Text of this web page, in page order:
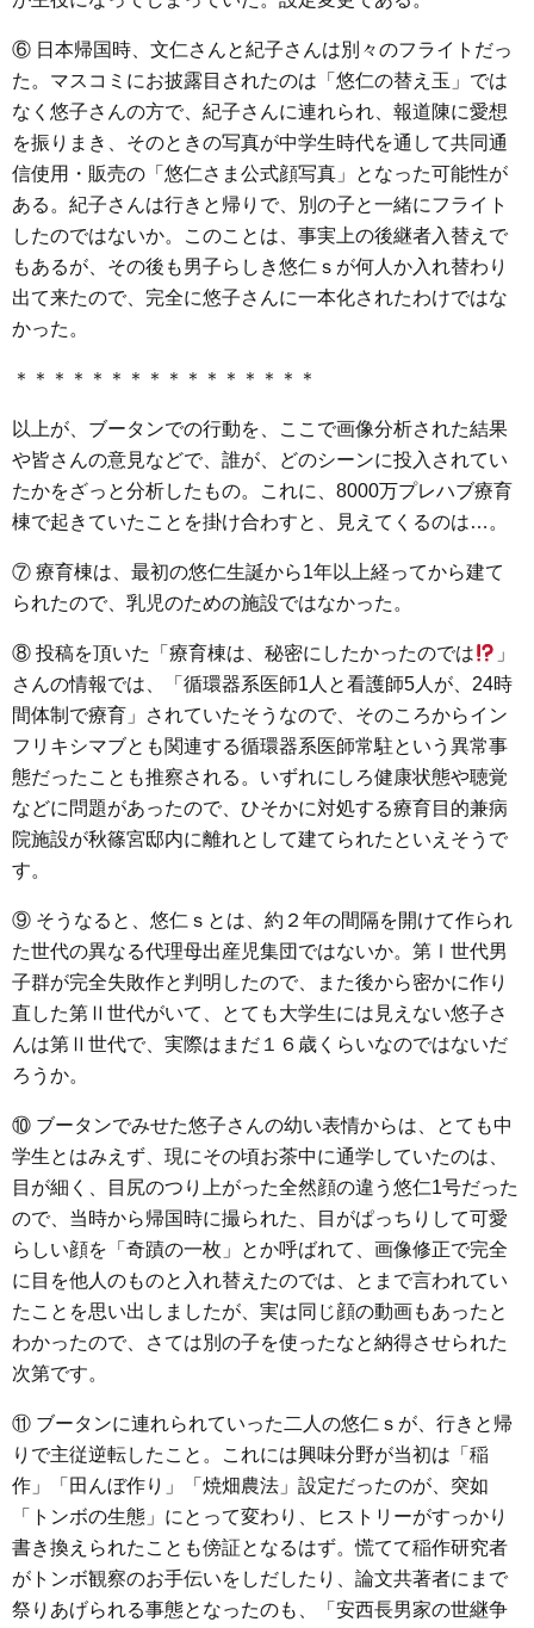
⑥ 日本帰国時、文仁さんと紀子さんは別々のフライトだっ
た。マスコミにお披露目されたのは「悠仁の替え玉」では
なく悠子さんの方で、紀子さんに連れられ、報道陳に愛想
を振りまき、そのときの写真が中学生時代を通して共同通
信使用・販売の「悠仁さま公式顔写真」となった可能性が
ある。紀子さんは行きと帰りで、別の子と一緒にフライト
したのではないか。このことは、事実上の後継者入替えで
もあるが、その後も男子らしき悠仁ｓが何人か入れ替わり
出て来たので、完全に悠子さんに一本化されたわけではな
かった。
＊＊＊＊＊＊＊＊＊＊＊＊＊＊＊＊
以上が、ブータンでの行動を、ここで画像分析された結果
や皆さんの意見などで、誰が、どのシーンに投入されてい
たかをざっと分析したもの。これに、8000万プレハブ療育
棟で起きていたことを掛け合わすと、見えてくるのは…。
⑦ 療育棟は、最初の悠仁生誕から1年以上経ってから建て
られたので、乳児のための施設ではなかった。
⑧ 投稿を頂いた「療育棟は、秘密にしたかったのでは
」
さんの情報では、「循環器系医師1人と看護師5人が、24時
間体制で療育」されていたそうなので、そのころからイン
フリキシマブとも関連する循環器系医師常駐という異常事
態だったことも推察される。いずれにしろ健康状態や聴覚
などに問題があったので、ひそかに対処する療育目的兼病
院施設が秋篠宮邸内に離れとして建てられたといえそうで
す。
⑨ そうなると、悠仁ｓとは、約２年の間隔を開けて作られ
た世代の異なる代理母出産児集団ではないか。第Ⅰ世代男
子群が完全失敗作と判明したので、また後から密かに作り
直した第Ⅱ世代がいて、とても大学生には見えない悠子さ
んは第Ⅱ世代で、実際はまだ１６歳くらいなのではないだ
ろうか。
⑩ ブータンでみせた悠子さんの幼い表情からは、とても中
学生とはみえず、現にその頃お茶中に通学していたのは、
目が細く、目尻のつり上がった全然顔の違う悠仁1号だった
ので、当時から帰国時に撮られた、目がぱっちりして可愛
らしい顔を「奇蹟の一枚」とか呼ばれて、画像修正で完全
に目を他人のものと入れ替えたのでは、とまで言われてい
たことを思い出しましたが、実は同じ顔の動画もあったと
わかったので、さては別の子を使ったなと納得させられた
次第です。
⑪ ブータンに連れられていった二人の悠仁ｓが、行きと帰
りで主従逆転したこと。これには興味分野が当初は「稲
作」「田んぼ作り」「焼畑農法」設定だったのが、突如
「トンボの生態」にとって変わり、ヒストリーがすっかり
書き換えられたことも傍証となるはず。慌てて稲作研究者
がトンボ観察のお手伝いをしだしたり、論文共著者にまで
祭りあげられる事態となったのも、「安西長男家の世継争